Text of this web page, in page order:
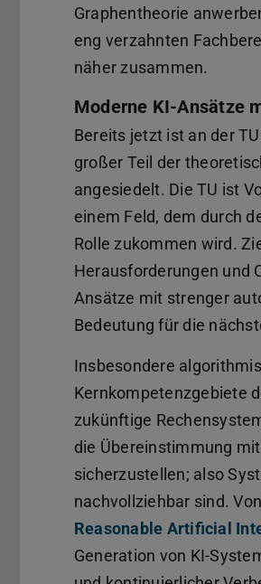
Graphentheorie
eng verzahnten
näher zusammen.
Moderne KI-Ansätze
Bereits jetzt ist an der
großer Teil der
angesiedelt. Die TU ist
einem Feld, dem durch
Rolle zukommen wird.
Herausforderungen und
Ansätze mit strenger
Bedeutung für die
Insbesondere
Kernkompetenzgebiete
zukünftige
die Übereinstimmung
sicherzustellen; also
nachvollziehbar sind.
Reasonable Artificial
Generation von KI-